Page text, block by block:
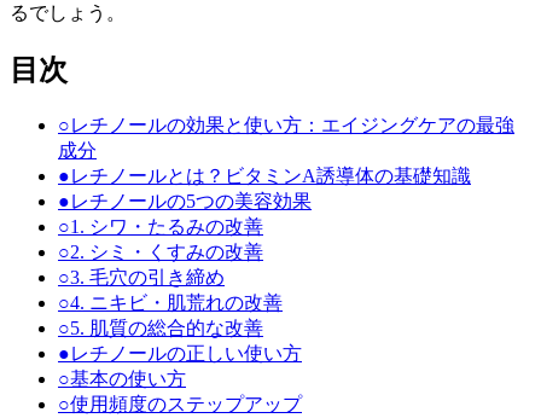
るでしょう。
目次
○レチノールの効果と使い方：エイジングケアの最強
成分
●レチノールとは？ビタミンA誘導体の基礎知識
●レチノールの5つの美容効果
○1. シワ・たるみの改善
○2. シミ・くすみの改善
○3. 毛穴の引き締め
○4. ニキビ・肌荒れの改善
○5. 肌質の総合的な改善
●レチノールの正しい使い方
○基本の使い方
○使用頻度のステップアップ